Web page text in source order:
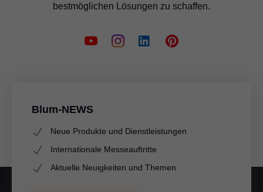
bestmöglichen Lösungen zu schaffen.
Blum-NEWS
Neue Produkte und Dienstleistungen
Internationale Messeauftritte
Aktuelle Neuigkeiten und Themen